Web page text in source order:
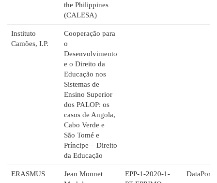
the Philippines
(CALESA)
Instituto
Camões, I.P.
Cooperação para
o
Desenvolvimento
e o Direito da
Educação nos
Sistemas de
Ensino Superior
dos PALOP: os
casos de Angola,
Cabo Verde e
São Tomé e
Príncipe – Direito
da Educação
ERASMUS
Jean Monnet
EPP-1-2020-1-